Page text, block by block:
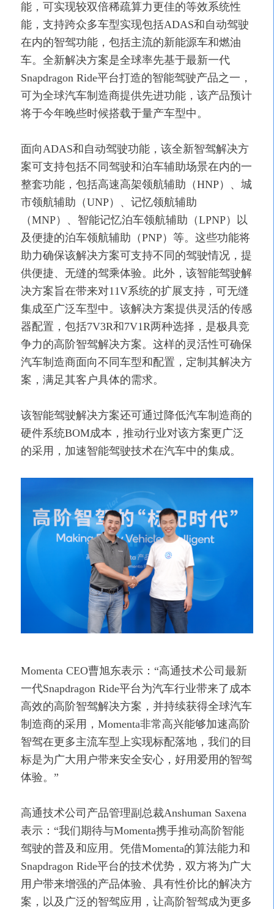
能，可实现较双倍稀疏算力更佳的等效系统性
能，支持跨众多车型实现包括ADAS和自动驾驶
在内的智驾功能，包括主流的新能源车和燃油
车。全新解决方案是全球率先基于最新一代
Snapdragon Ride平台打造的智能驾驶产品之一，
可为全球汽车制造商提供先进功能，该产品预计
将于今年晚些时候搭载于量产车型中。
面向ADAS和自动驾驶功能，该全新智驾解决方
案可支持包括不同驾驶和泊车辅助场景在内的一
整套功能，包括高速高架领航辅助（HNP）、城
市领航辅助（UNP）、记忆领航辅助
（MNP）、智能记忆泊车领航辅助（LPNP）以
及便捷的泊车领航辅助（PNP）等。这些功能将
助力确保该解决方案可支持不同的驾驶情况，提
供便捷、无缝的驾乘体验。此外，该智能驾驶解
决方案旨在带来对11V系统的扩展支持，可无缝
集成至广泛车型中。该解决方案提供灵活的传感
器配置，包括7V3R和7V1R两种选择，是极具竞
争力的高阶智驾解决方案。这样的灵活性可确保
汽车制造商面向不同车型和配置，定制其解决方
案，满足其客户具体的需求。
该智能驾驶解决方案还可通过降低汽车制造商的
硬件系统BOM成本，推动行业对该方案更广泛
的采用，加速智能驾驶技术在汽车中的集成。
Momenta CEO曹旭东表示：“高通技术公司最新
一代Snapdragon Ride平台为汽车行业带来了成本
高效的高阶智驾解决方案，并持续获得全球汽车
制造商的采用，Momenta非常高兴能够加速高阶
智驾在更多主流车型上实现标配落地，我们的目
标是为广大用户带来安全安心，好用爱用的智驾
体验。”
高通技术公司产品管理副总裁Anshuman Saxena
表示：“我们期待与Momenta携手推动高阶智能
驾驶的普及和应用。凭借Momenta的算法能力和
Snapdragon Ride平台的技术优势，双方将为广大
用户带来增强的产品体验、具有性价比的解决方
案，以及广泛的智驾应用，让高阶智驾成为更多